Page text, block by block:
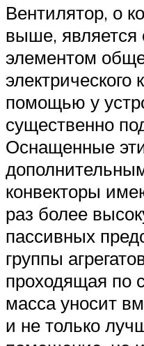
Вентилятор, о
выше,
элементом
электрического
помощью у
существенно
Оснащенные
конвекторы
раз более
пассивных
группы
проходящая по
масса уносит
и не только